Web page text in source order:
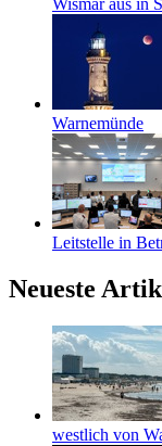
Wismar aus in
Warnemünde
Leitstelle in
Neueste
westlich von